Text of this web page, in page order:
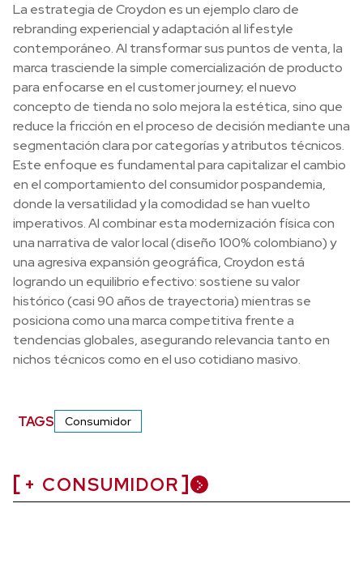
La estrategia de Croydon es un ejemplo claro de
rebranding experiencial y adaptación al lifestyle
contemporáneo. Al transformar sus puntos de venta, la
marca trasciende la simple comercialización de producto
para enfocarse en el customer journey; el nuevo
concepto de tienda no solo mejora la estética, sino que
reduce la fricción en el proceso de decisión mediante una
segmentación clara por categorías y atributos técnicos.
Este enfoque es fundamental para capitalizar el cambio
en el comportamiento del consumidor pospandemia,
donde la versatilidad y la comodidad se han vuelto
imperativos. Al combinar esta modernización física con
una narrativa de valor local (diseño 100% colombiano) y
una agresiva expansión geográfica, Croydon está
logrando un equilibrio efectivo: sostiene su valor
histórico (casi 90 años de trayectoria) mientras se
posiciona como una marca competitiva frente a
tendencias globales, asegurando relevancia tanto en
nichos técnicos como en el uso cotidiano masivo.
TAGS Consumidor
+ CONSUMIDOR